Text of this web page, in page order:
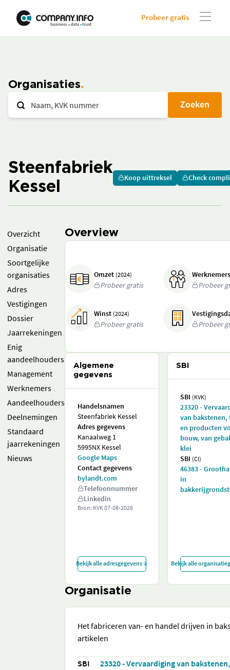
Probeer gratis
Organisaties
Zoeken
Steenfabriek
Kessel
Koop uittreksel Check
Overzicht
Organisatie
Soortgelijke
organisaties
Adres
Vestigingen
Dossier
Jaarrekeningen
Enig
aandeelhouders
Management
Werknemers
Aandeelhouders
Deelnemingen
Standaard
jaarrekeningen
Nieuws
Overview
Omzet (2024)
Probeer gratis
Probeer
Winst (2024)
Probeer gratis
Probeer
Algemene
gegevens
Handelsnamen
Steenfabriek Kessel
Adres gegevens
Kanaalweg 1
5995NX Kessel
Google Maps
Contact gegevens
bylandt.com
Telefoonnummer
Linkedin
Bron: KVK07-08-2026
Bekijk alle adresgegevens
SBI
SBI (KVK)
23320 -
van bakstenen,
en producten
bouw, van
klei
SBI (CI)
46383 -
in
Bekijk alle
Organisatie
Het fabriceren van- en handel drijven in
artikelen
SBI
23320 - Vervaardiging van